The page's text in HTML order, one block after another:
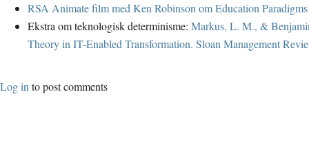
RSA Animate film med Ken Robinson om Education Paradigms
Ekstra om teknologisk determinisme: Markus, L. M., &
Theory in IT-Enabled Transformation. Sloan Management
Log in to post comments